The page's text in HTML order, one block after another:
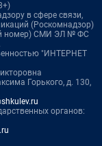
в сфере связи,
(Роскомнадзор)
номер) СМИ ЭЛ № ФС
"ИНТЕРНЕТ
Горького, д. 130,
органов: